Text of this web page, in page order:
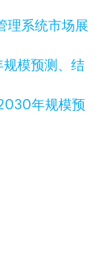
理系统市场展
年规模预